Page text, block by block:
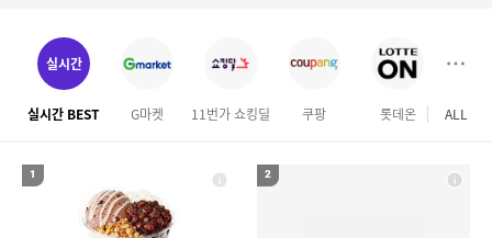
12 여자라인 댄스복
14 다이소C타입 to HDMI 미러링 케이블 대나무돗자리
16 포켓몬 카드 뱀부3겹대나무화장지 18 가디건
성인용세발자전거중고
ALL
실시간
실시간 BEST G마켓 11번가 쇼킹딜 쿠팡 롯데온 GS
1 2